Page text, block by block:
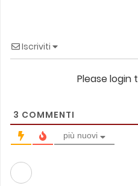
Iscriviti
Please login
3 COMMENTI
più nuovi